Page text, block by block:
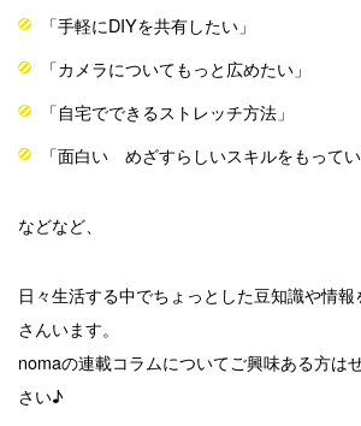
「手軽にDIYを共有したい」
「カメラについてもっと広めたい」
「自宅でできるストレッチ方法」
「面白い めざすらしいスキルをもって
などなど、
日々生活する中でちょっとした豆知識や情報
さんいます。
nomaの連載コラムについてご興味ある方は
さい♪